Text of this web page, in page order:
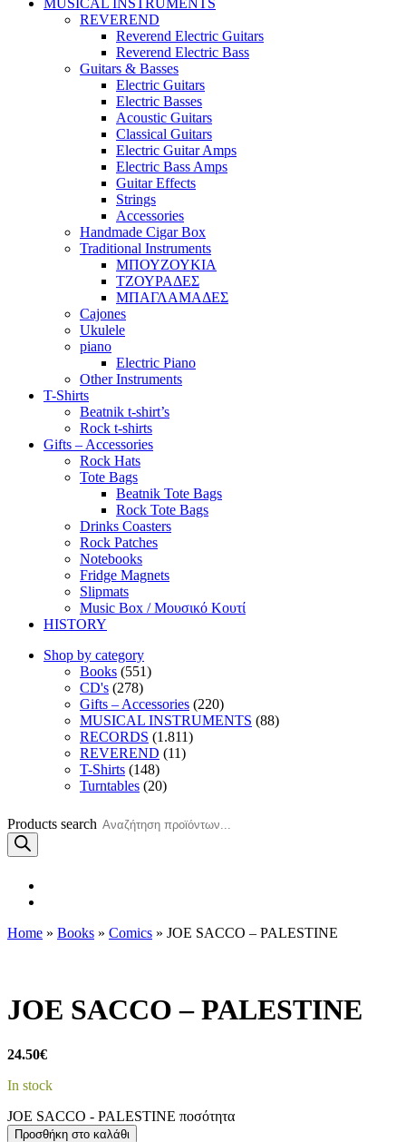
MUSICAL INSTRUMENTS
REVEREND
Reverend Electric Guitars
Reverend Electric Bass
Guitars & Basses
Electric Guitars
Electric Basses
Acoustic Guitars
Classical Guitars
Electric Guitar Amps
Electric Bass Amps
Guitar Effects
Strings
Accessories
Handmade Cigar Box
Traditional Instruments
ΜΠΟΥΖΟΥΚΙΑ
ΤΖΟΥΡΑΔΕΣ
ΜΠΑΓΛΑΜΑΔΕΣ
Cajones
Ukulele
piano
Electric Piano
Other Instruments
T-Shirts
Beatnik t-shirt’s
Rock t-shirts
Gifts – Accessories
Rock Hats
Tote Bags
Beatnik Tote Bags
Rock Tote Bags
Drinks Coasters
Rock Patches
Notebooks
Fridge Magnets
Slipmats
Music Box / Μουσικό Κουτί
HISTORY
Shop by category
Books (551)
CD's (278)
Gifts – Accessories (220)
MUSICAL INSTRUMENTS (88)
RECORDS (1.811)
REVEREND (11)
T-Shirts (148)
Turntables (20)
Products search
Home » Books » Comics » JOE SACCO – PALESTINE
JOE SACCO – PALESTINE
24.50€
In stock
JOE SACCO - PALESTINE ποσότητα
Προσθήκη στο καλάθι